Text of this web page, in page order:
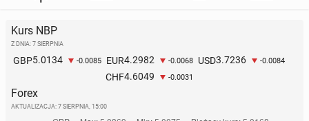
Kurs NBP
Z DNIA: 7 SIERPNIA
GBP5.0134 -0.0085 EUR4.2982 -0.0068 USD3.7236 -0.0084
CHF4.6049 -0.0031
Forex
AKTUALIZACJA: 7 SIERPNIA, 15:00